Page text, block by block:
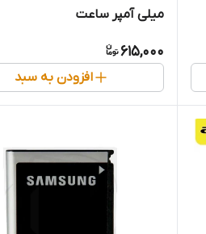
میلی آمپر ساعت
615,000
افزودن به سبد